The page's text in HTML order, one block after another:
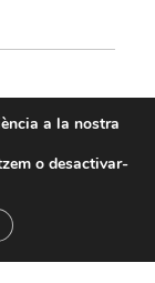
a la nostra
o desactivar-